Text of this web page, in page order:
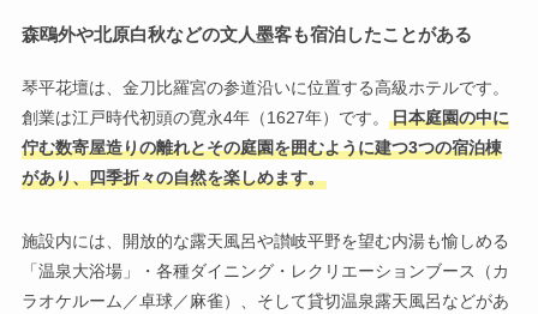
森鴎外や北原白秋などの文人墨客も宿泊したことがある
琴平花壇は、金刀比羅宮の参道沿いに位置する高級ホテルです。
創業は江戸時代初頭の寛永4年（1627年）です。
日本庭園の中に
佇む数寄屋造りの離れとその庭園を囲むように建つ3つの宿泊棟
があり、四季折々の自然を楽しめます。
施設内には、開放的な露天風呂や讃岐平野を望む内湯も愉しめる
「温泉大浴場」・各種ダイニング・レクリエーションブース（カ
ラオケルーム／卓球／麻雀）、そして貸切温泉露天風呂などがあ